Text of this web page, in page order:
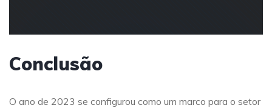
Conclusão
O ano de 2023 se configurou como um marco para o setor